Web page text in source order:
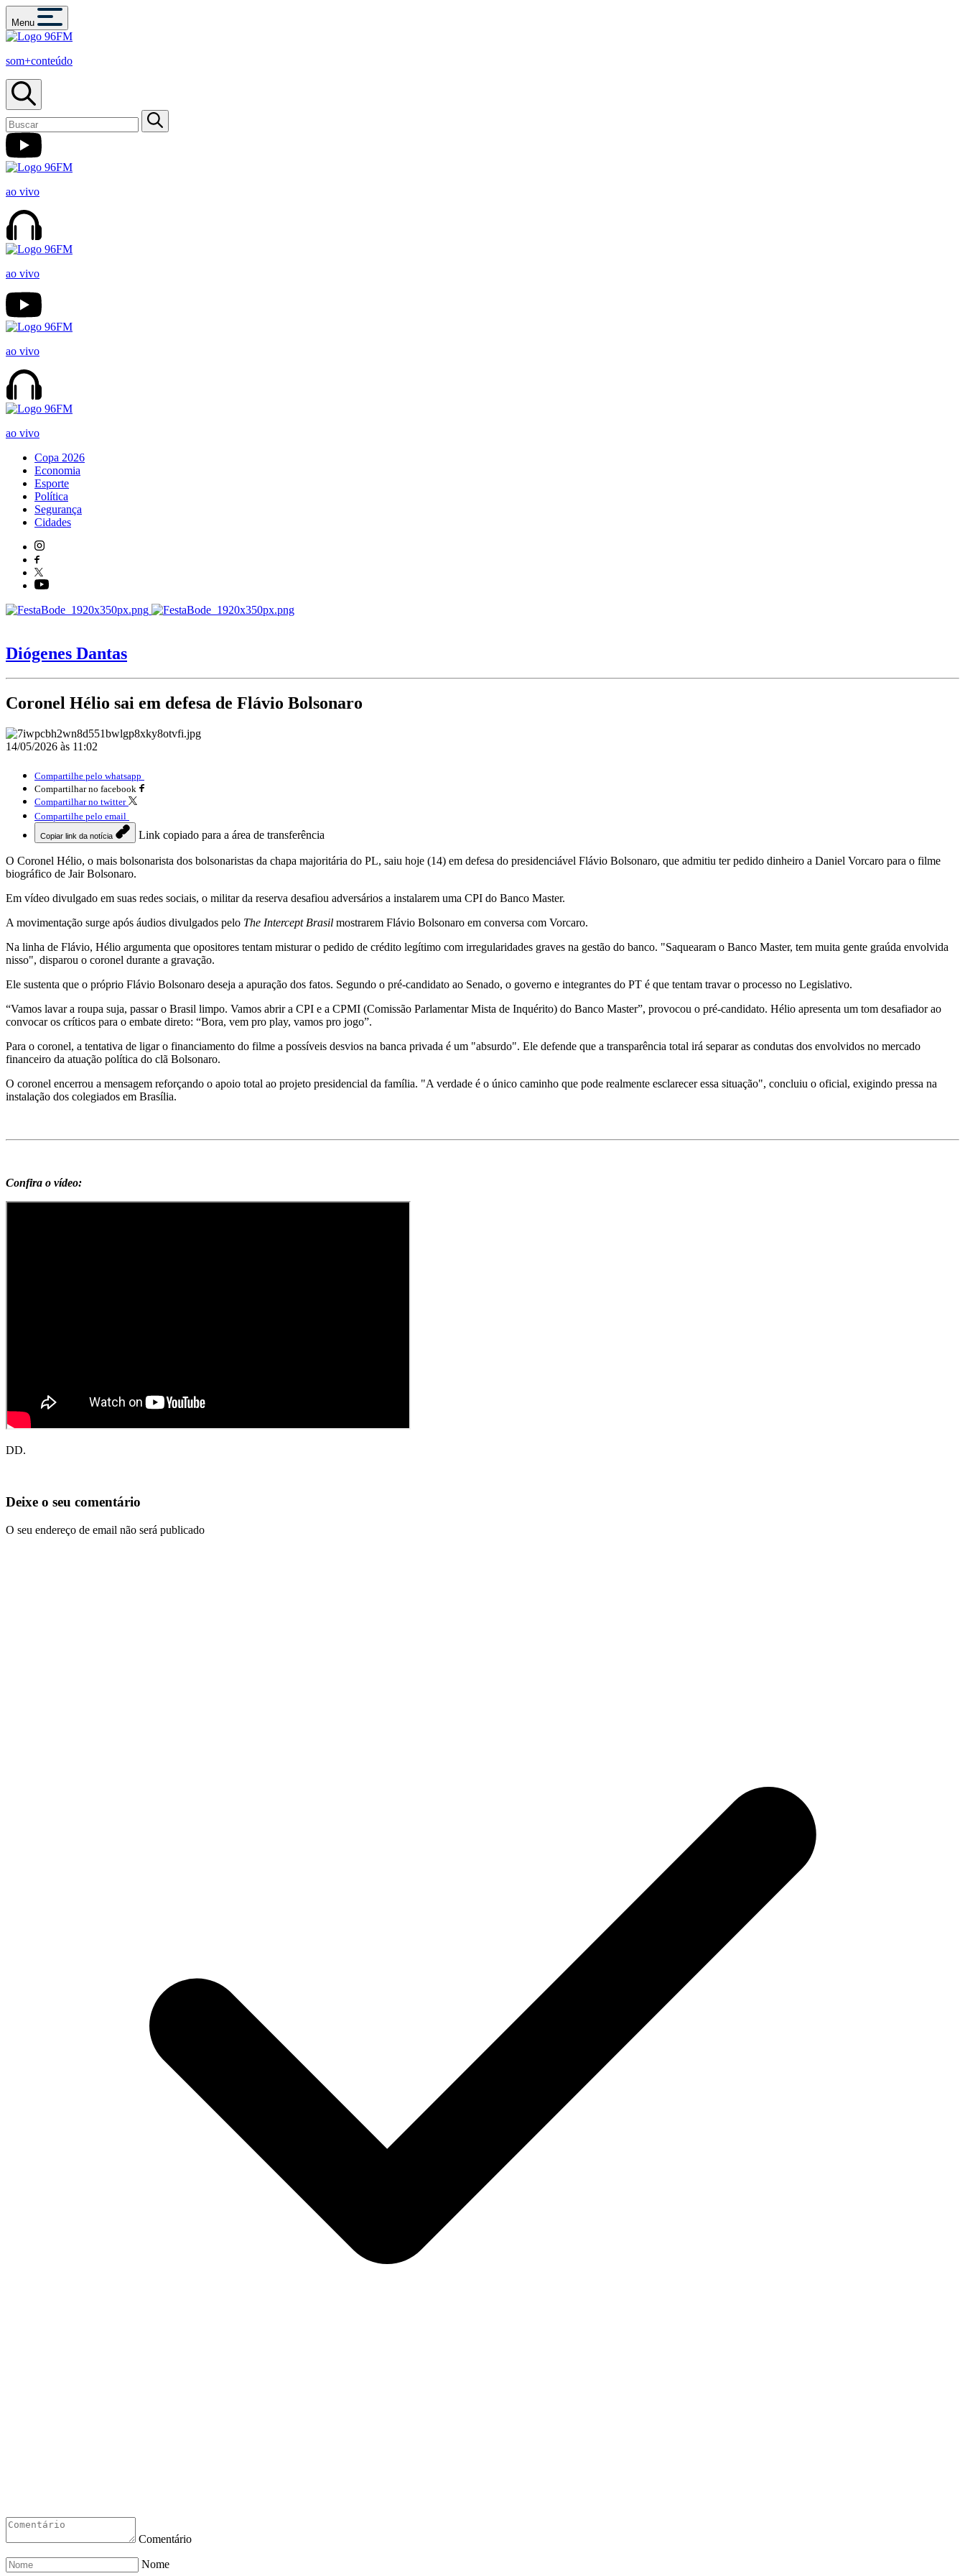
Menu
som+conteúdo
ao vivo
ao vivo
ao vivo
ao vivo
Copa 2026
Economia
Esporte
Política
Segurança
Cidades
Diógenes Dantas
Coronel Hélio sai em defesa de Flávio Bolsonaro
14/05/2026 às 11:02
Compartilhe pelo whatsapp
Compartilhar no facebook
Compartilhar no twitter
Compartilhe pelo email
Copiar link da notícia Link copiado para a área de transferência
O Coronel Hélio, o mais bolsonarista dos bolsonaristas da chapa majoritária do PL, saiu hoje (14) em defesa do presidenciável Flávio Bolsonaro, que admitiu ter pedido dinheiro a Daniel Vorcaro para o filme
biográfico de Jair Bolsonaro.
Em vídeo divulgado em suas redes sociais, o militar da reserva desafiou adversários a instalarem uma CPI do Banco Master.
A movimentação surge após áudios divulgados pelo The Intercept Brasil mostrarem Flávio Bolsonaro em conversa com Vorcaro.
Na linha de Flávio, Hélio argumenta que opositores tentam misturar o pedido de crédito legítimo com irregularidades graves na gestão do banco. "Saquearam o Banco Master, tem muita gente graúda envolvida
nisso", disparou o coronel durante a gravação.
Ele sustenta que o próprio Flávio Bolsonaro deseja a apuração dos fatos. Segundo o pré-candidato ao Senado, o governo e integrantes do PT é que tentam travar o processo no Legislativo.
“Vamos lavar a roupa suja, passar o Brasil limpo. Vamos abrir a CPI e a CPMI (Comissão Parlamentar Mista de Inquérito) do Banco Master”, provocou o pré-candidato. Hélio apresenta um tom desafiador ao
convocar os críticos para o embate direto: “Bora, vem pro play, vamos pro jogo”.
Para o coronel, a tentativa de ligar o financiamento do filme a possíveis desvios na banca privada é um "absurdo". Ele defende que a transparência total irá separar as condutas dos envolvidos no mercado
financeiro da atuação política do clã Bolsonaro.
O coronel encerrou a mensagem reforçando o apoio total ao projeto presidencial da família. "A verdade é o único caminho que pode realmente esclarecer essa situação", concluiu o oficial, exigindo pressa na
instalação dos colegiados em Brasília.
Confira o vídeo:
DD.
Deixe o seu comentário
O seu endereço de email não será publicado
Comentário
Nome